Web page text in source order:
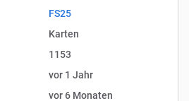
FS25
Karten
1153
vor 1 Jahr
vor 6 Monaten